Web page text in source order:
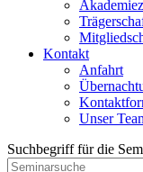
Kontakt
Anfahrt
Unser
Suchbegriff für die